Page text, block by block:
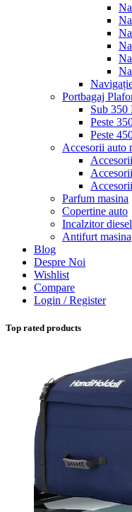
Portbagaj
Sub 350
Peste
Peste
Accesorii auto
Parfum masina
Copertine auto
Incalzitor diesel
Antifurt masina
Blog
Despre Noi
Wishlist
Compare
Login / Register
Top rated products